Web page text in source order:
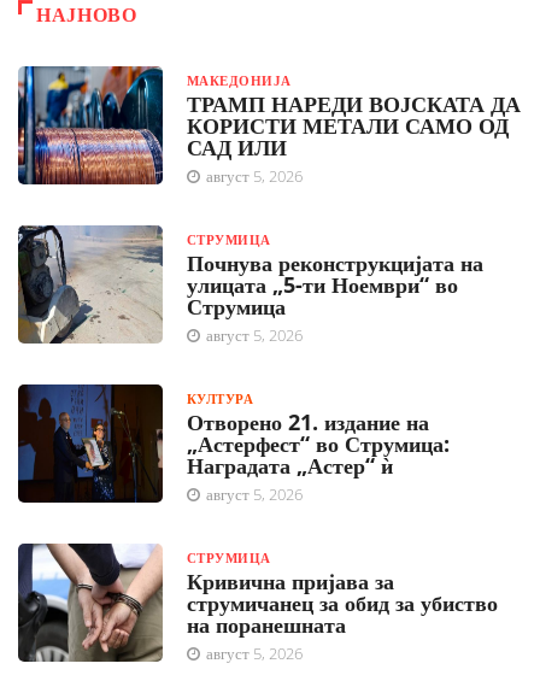
НАЈНОВО
МАКЕДОНИЈА
ТРАМП НАРЕДИ ВОЈСКАТА ДА
КОРИСТИ МЕТАЛИ САМО ОД
САД ИЛИ
август 5, 2026
СТРУМИЦА
Почнува реконструкцијата на
улицата „5-ти Ноември“ во
Струмица
август 5, 2026
КУЛТУРА
Отворено 21. издание на
„Астерфест“ во Струмица:
Наградата „Астер“ ѝ
август 5, 2026
СТРУМИЦА
Кривична пријава за
струмичанец за обид за убиство
на поранешната
август 5, 2026